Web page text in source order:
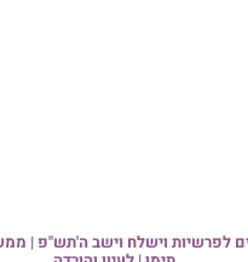
לפרשיות וישלח וישב ה'תש"פ |